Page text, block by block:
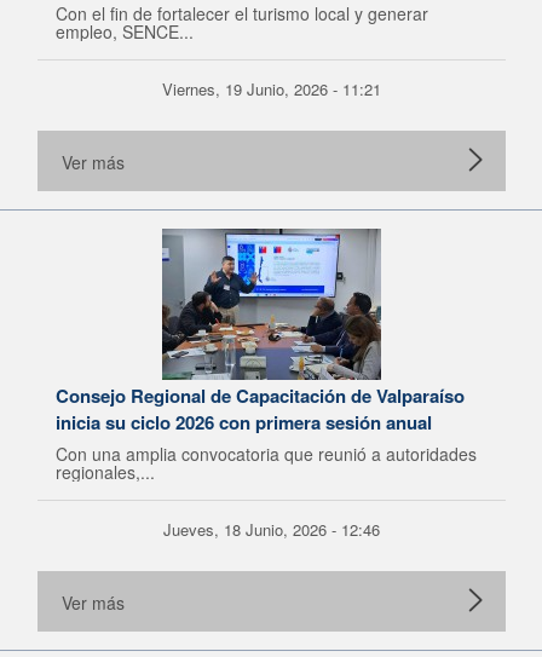
Con el fin de fortalecer el turismo local y generar
empleo, SENCE...
Viernes, 19 Junio, 2026 - 11:21
Ver más
Consejo Regional de Capacitación de Valparaíso
inicia su ciclo 2026 con primera sesión anual
Con una amplia convocatoria que reunió a autoridades
regionales,...
Jueves, 18 Junio, 2026 - 12:46
Ver más